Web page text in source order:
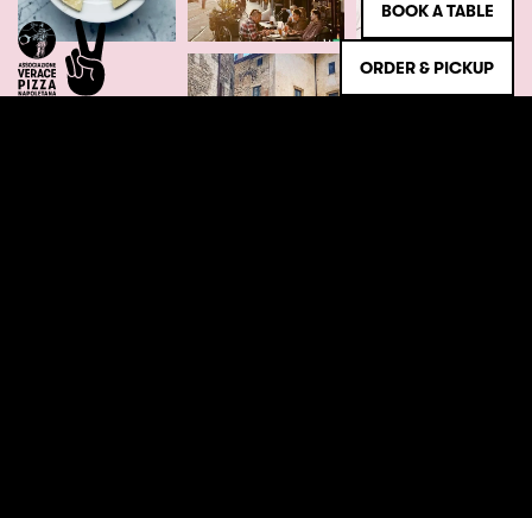
ORDER & PICKUP
BOOK A TABLE